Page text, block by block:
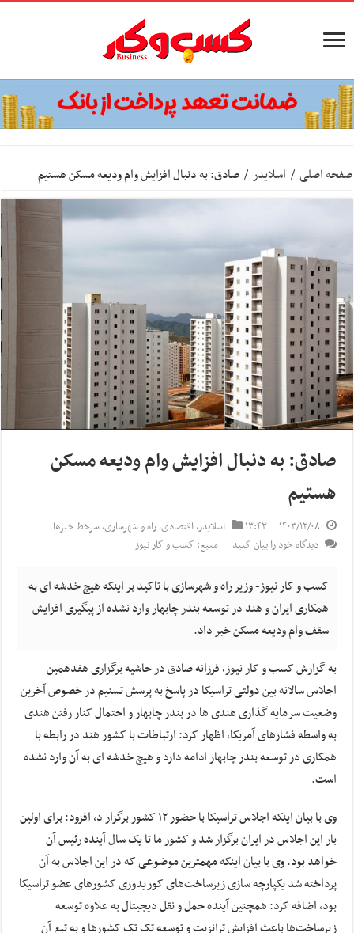
صفحه اصلی / اسلایدر / صادق: به دنبال افزایش وام ودیعه مسکن هستیم
صادق: به دنبال افزایش وام ودیعه مسکن
هستیم
۱۴۰۳/۱۲/۰۸ ۱۳:۴۳ اسلایدر,اقتصادی,راه و شهرسازی,سرخط خبرها
دیدگاه خود را بیان کنید
منبع: کسب و کار نیوز
کسب و کار نیوز- وزیر راه و شهرسازی با تاکید بر اینکه هیچ خدشه ای به
همکاری ایران و هند در توسعه بندر چابهار وارد نشده از پیگیری افزایش
سقف وام ودیعه مسکن خبر داد.
به گزارش کسب و کار نیوز، فرزانه صادق در حاشیه برگزاری هفدهمین
اجلاس سالانه بین دولتی تراسیکا در پاسخ به پرسش تسنیم در خصوص آخرین
وضعیت سرمایه گذاری هندی ها در بندر چابهار و احتمال کنار رفتن هندی
به واسطه فشارهای آمریکا، اظهار کرد: ارتباطات با کشور هند در رابطه با
همکاری در توسعه بندر چابهار ادامه دارد و هیچ خدشه ای به آن وارد نشده
است.
وی با بیان اینکه اجلاس تراسیکا با حضور ۱۲ کشور برگزار د، افزود: برای اولین
بار این اجلاس در ایران برگزار شد و کشور ما تا یک سال آینده رئیس آن
خواهد بود. وی با بیان اینکه مهمترین موضوعی که در این اجلاس به آن
پرداخته شد یکپارچه سازی زیرساخت‌های کوریدوری کشورهای عضو تراسیکا
بود، اضافه کرد: همچنین آینده حمل و نقل دیجیتال به علاوه توسعه
زیرساخت‌ها باعث افزایش ترانزیت و توسعه تک تک کشورها و به تبع آن